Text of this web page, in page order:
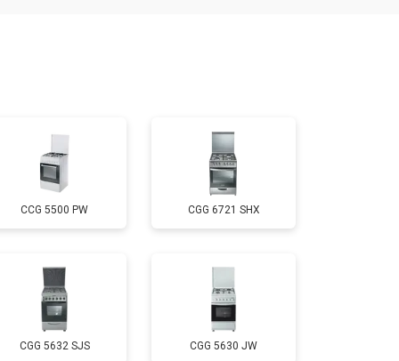
3000 ₽ Заказать
2750 ₽ Заказать
2590 ₽ Заказать
2600 ₽ Заказать
CCG 5500 PW CGG 6721 SHX
CGG 5632 SJS CGG 5630 JW